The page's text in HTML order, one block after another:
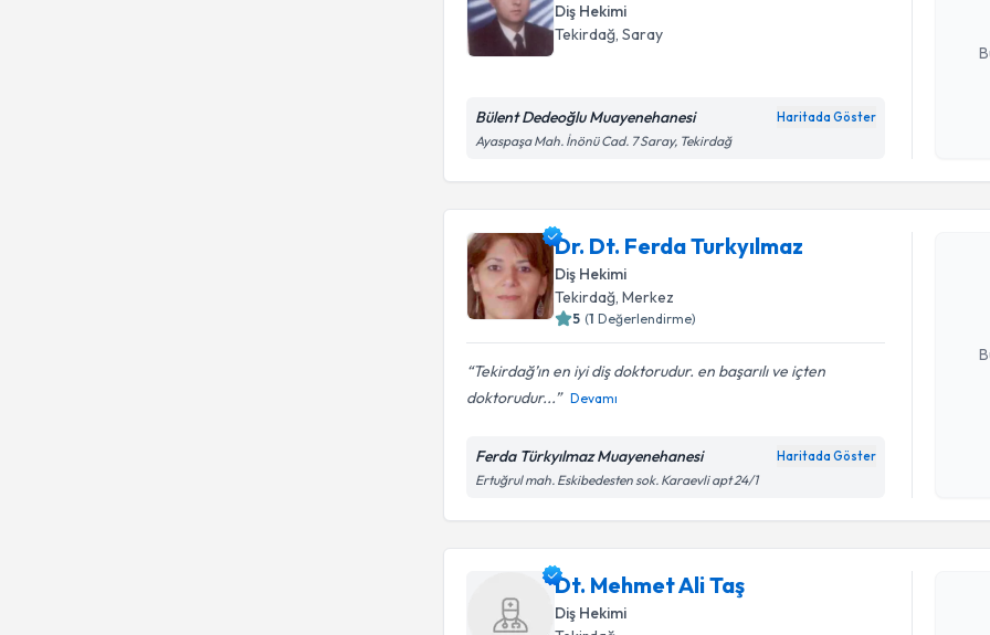
Diş Hekimi
Tekirdağ, Saray
Bülent Dedeoğlu Muayenehanesi Haritada Göster
Ayaspaşa Mah. İnönü Cad. 7 Saray, Tekirdağ
Dr. Dt. Ferda Turkyılmaz
Diş Hekimi
Tekirdağ, Merkez
5 (1 Değerlendirme)
Tekirdağ’ın en iyi diş doktorudur. en başarılı ve içten
doktorudur...
Devamı
Ferda Türkyılmaz Muayenehanesi Haritada Göster
Ertuğrul mah. Eskibedesten sok. Karaevli apt 24/1
Randevu
Dr. Dt.
Dt. Mehmet Ali Taş
Diş Hekimi
Randevu
Dt.